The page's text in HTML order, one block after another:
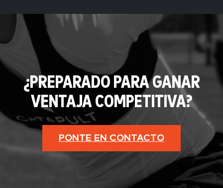
¿PREPARADO PARA GANAR
VENTAJA COMPETITIVA?
PONTE EN CONTACTO